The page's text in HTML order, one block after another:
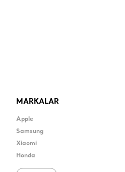
MARKALAR
Apple
Samsung
Xiaomi
Honda